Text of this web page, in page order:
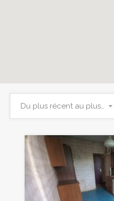
Du plus récent au plus ancien